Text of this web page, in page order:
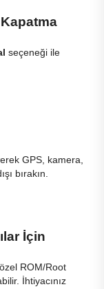
seçeneği ile
GPS, kamera,
bırakın.
İçin
ROM/Root
İhtiyacınız